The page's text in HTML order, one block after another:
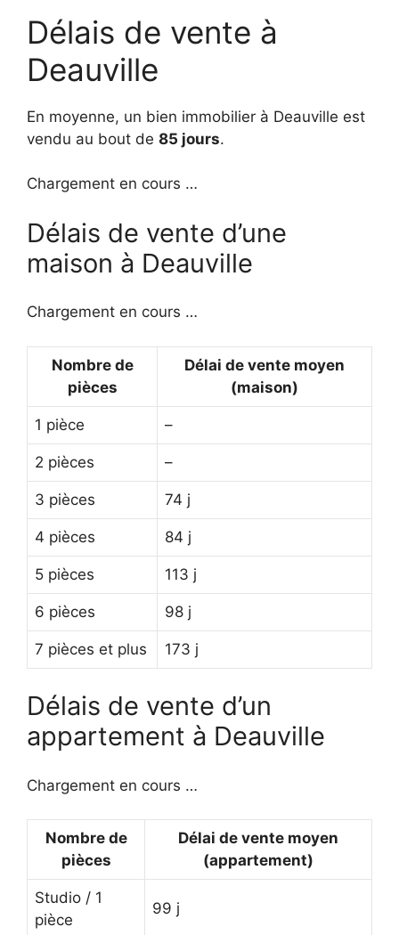
Délais de vente à
Deauville
En moyenne, un bien immobilier à Deauville est
vendu au bout de 85 jours.
Chargement en cours …
Délais de vente d’une
maison à Deauville
Chargement en cours …
Nombre de
pièces
Délai de vente moyen
(maison)
1 pièce –
2 pièces –
3 pièces 74 j
4 pièces 84 j
5 pièces 113 j
6 pièces 98 j
7 pièces et plus 173 j
Délais de vente d’un
appartement à Deauville
Chargement en cours …
Nombre de
pièces
Délai de vente moyen
(appartement)
Studio / 1
pièce
99 j